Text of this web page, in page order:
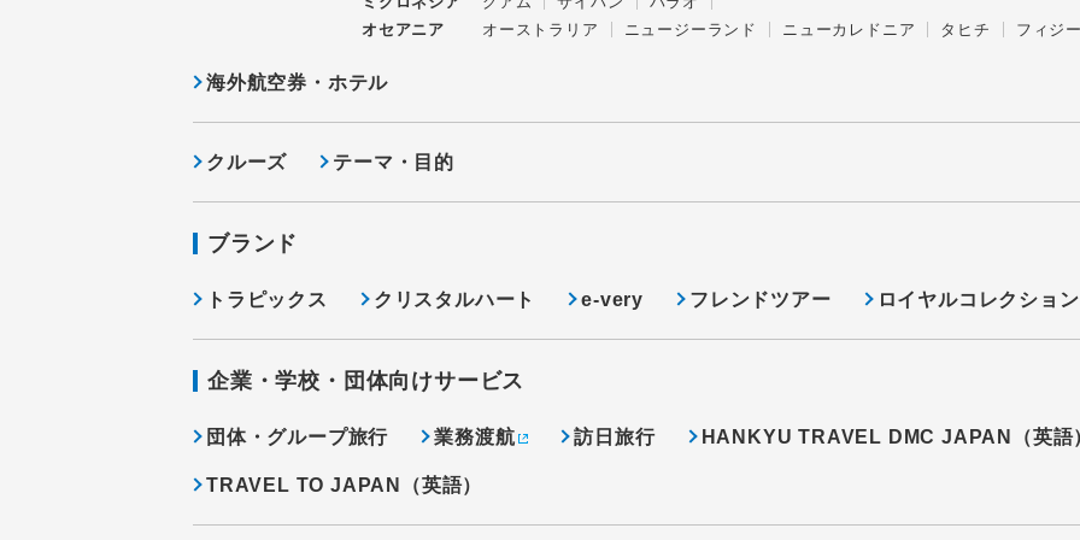
オセアニア
オーストラリア ニュージーランド ニューカレドニア タヒチ フィジ
海外航空券・ホテル
クルーズ テーマ・目的
ブランド
トラピックス クリスタルハート e-very フレンドツアー ロイヤルコレクション
企業・学校・団体向けサービス
団体・グループ旅行 業務渡航 訪日旅行 HANKYU TRAVEL DMC JAPAN（英語
TRAVEL TO JAPAN（英語）